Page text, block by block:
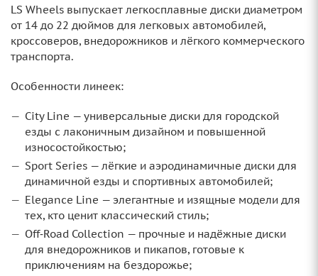
LS Wheels выпускает легкосплавные диски диаметром
от 14 до 22 дюймов для легковых автомобилей,
кроссоверов, внедорожников и лёгкого коммерческого
транспорта.
Особенности линеек:
City Line — универсальные диски для городской
езды с лаконичным дизайном и повышенной
износостойкостью;
Sport Series — лёгкие и аэродинамичные диски для
динамичной езды и спортивных автомобилей;
Elegance Line — элегантные и изящные модели для
тех, кто ценит классический стиль;
Off‑Road Collection — прочные и надёжные диски
для внедорожников и пикапов, готовые к
приключениям на бездорожье;